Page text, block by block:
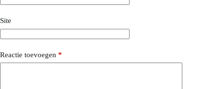
Site
Reactie toevoegen *